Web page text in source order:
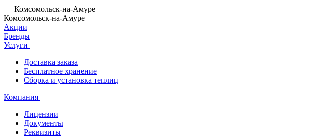
Комсомольск-на-Амуре
Комсомольск-на-Амуре
Акции
Бренды
Услуги
Доставка заказа
Бесплатное хранение
Сборка и установка теплиц
Компания
Лицензии
Документы
Реквизиты